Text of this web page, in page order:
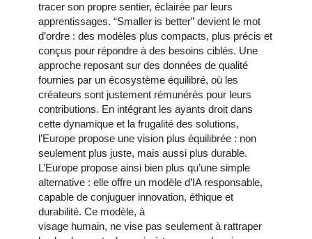
tracer son propre sentier, éclairée par leurs
apprentissages. “Smaller is better” devient le mot
d’ordre : des modèles plus compacts, plus précis et
conçus pour répondre à des besoins ciblés. Une
approche reposant sur des données de qualité
fournies par un écosystème équilibré, où les
créateurs sont justement rémunérés pour leurs
contributions. En intégrant les ayants droit dans
cette dynamique et la frugalité des solutions,
l’Europe propose une vision plus équilibrée : non
seulement plus juste, mais aussi plus durable.
L’Europe propose ainsi bien plus qu’une simple
alternative : elle offre un modèle d’IA responsable,
capable de conjuguer innovation, éthique et
durabilité. Ce modèle, à
visage humain, ne vise pas seulement à rattraper